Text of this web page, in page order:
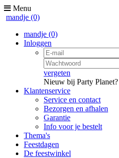
Menu
mandje (0)
mandje (0)
Inloggen
vergeten
Nieuw bij Party Planet?
Klantenservice
Service en contact
Bezorgen en afhalen
Garantie
Info voor je bestelt
Thema's
Feestdagen
De feestwinkel